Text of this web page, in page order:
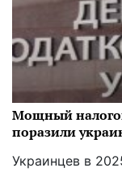
Мощный
поразили
Украинцев в